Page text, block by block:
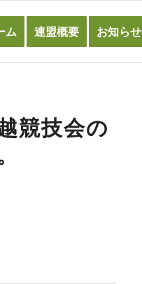
ム 連盟概要 お知らせ
競技会の